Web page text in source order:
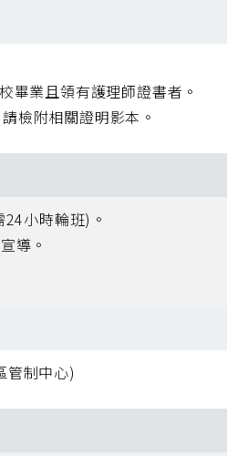
畢業且領有護理師證書者。
檢附相關證明影本。
小時輪班)。
導。
管制中心)